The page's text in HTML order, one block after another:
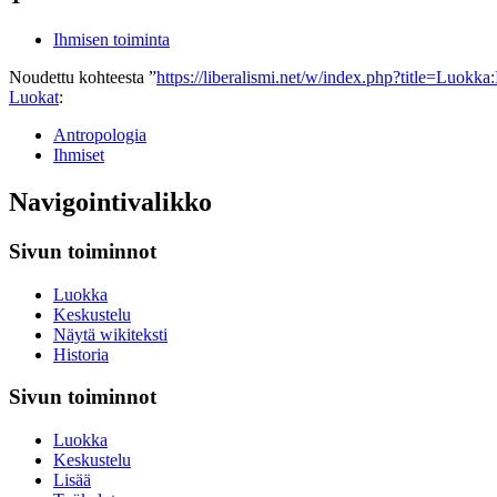
Ihmisen toiminta
Noudettu kohteesta ”https://liberalismi.net/w/
Luokat:
Antropologia
Ihmiset
Navigointivalikko
Sivun toiminnot
Luokka
Keskustelu
Näytä wikiteksti
Historia
Sivun toiminnot
Luokka
Keskustelu
Lisää